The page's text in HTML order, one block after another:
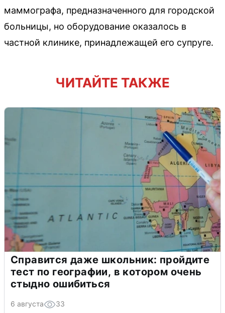
маммографа, предназначенного для городской
больницы, но оборудование оказалось в
частной клинике, принадлежащей его супруге.
ЧИТАЙТЕ ТАКЖЕ
Справится даже школьник: пройдите
тест по географии, в котором очень
стыдно ошибиться
6 августа 33